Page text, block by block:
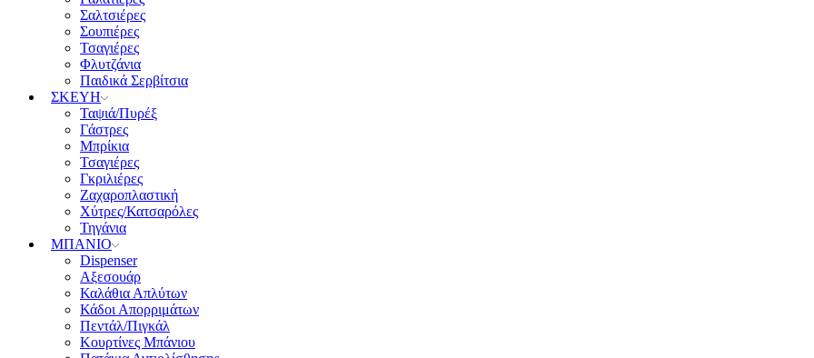
Σαλτσιέρες
Σουπιέρες
Τσαγιέρες
Φλυτζάνια
Παιδικά Σερβίτσια
ΣΚΕΥΗ
Ταψιά/Πυρέξ
Γάστρες
Μπρίκια
Τσαγιέρες
Γκριλιέρες
Ζαχαροπλαστική
Χύτρες/Κατσαρόλες
Τηγάνια
ΜΠΑΝΙΟ
Dispenser
Αξεσουάρ
Καλάθια Απλύτων
Κάδοι Απορριμάτων
Πεντάλ/Πιγκάλ
Κουρτίνες Μπάνιου